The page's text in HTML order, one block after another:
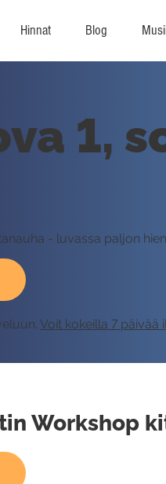
Hinnat Blog
1,
- luvassa paljon
Voit kokeilla 7 päivää
Workshop